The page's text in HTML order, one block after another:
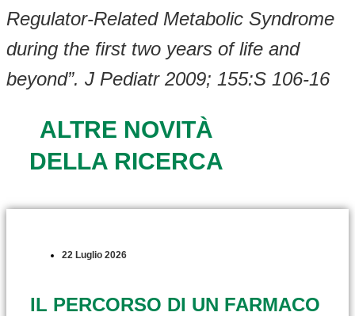
Regulator-Related Metabolic Syndrome
during the first two years of life and
beyond”. J Pediatr 2009; 155:S 106-16
ALTRE NOVITÀ
DELLA RICERCA
22 Luglio 2026
IL PERCORSO DI UN FARMACO